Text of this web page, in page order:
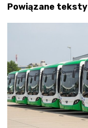
Powiązane teksty